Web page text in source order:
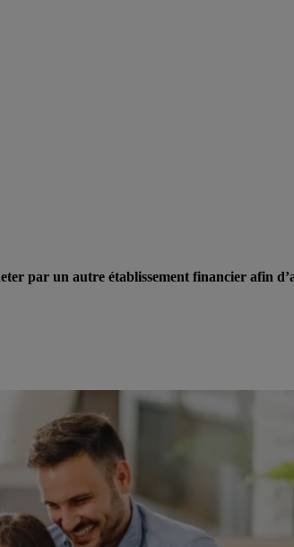
par un autre établissement financier afin